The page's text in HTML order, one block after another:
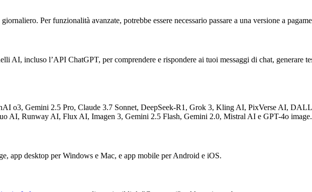
Per funzionalità avanzate, potrebbe essere necessario passare a una versione a
AI, incluso l’API ChatGPT, per comprendere e rispondere ai tuoi messaggi di chat, generare
o3, Gemini 2.5 Pro, Claude 3.7 Sonnet, DeepSeek-R1, Grok 3, Kling AI, PixVerse AI,
AI, Runway AI, Flux AI, Imagen 3, Gemini 2.5 Flash, Gemini 2.0, Mistral AI e GPT-4o image.
app desktop per Windows e Mac, e app mobile per Android e iOS.